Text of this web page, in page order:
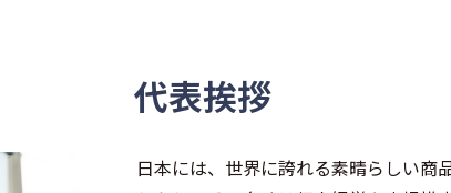
代表挨拶
日本には、世界に誇れる素晴らしい商